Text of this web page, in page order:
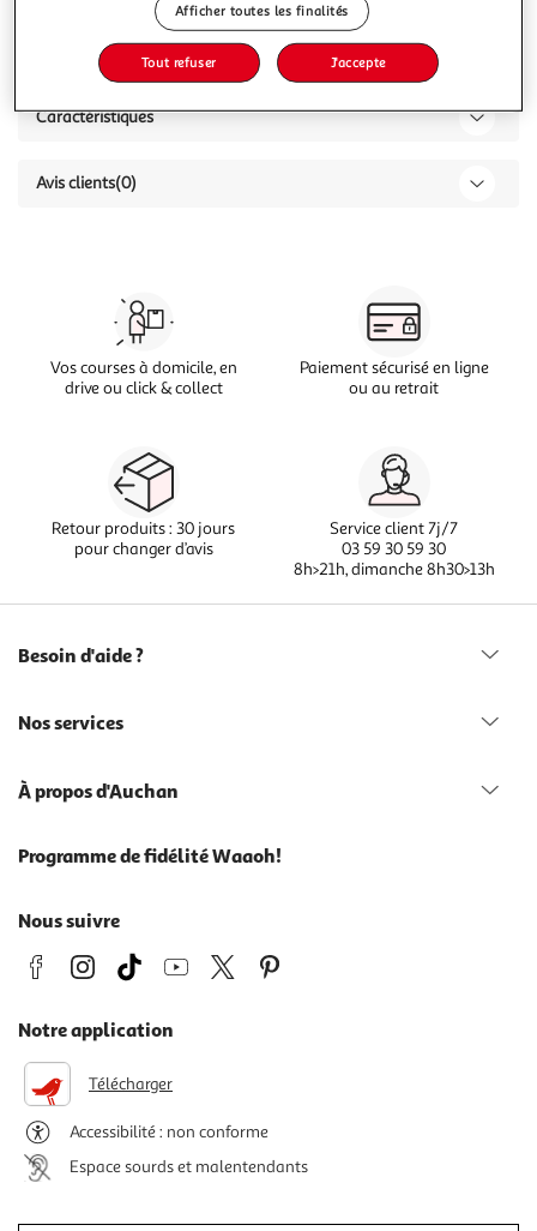
Description
Caractéristiques
Avis clients(0)
Vos courses à domicile, en
drive ou click & collect
Paiement sécurisé en ligne
ou au retrait
Retour produits : 30 jours
pour changer d’avis
Service client 7j/7
03 59 30 59 30
8h>21h, dimanche 8h30>13h
Besoin d'aide ?
Nos services
À propos d'Auchan
Programme de fidélité Waaoh!
Nous suivre
Notre application
Télécharger
Accessibilité : non conforme
Espace sourds et malentendants
Afficher toutes les finalités
Tout refuser J'accepte